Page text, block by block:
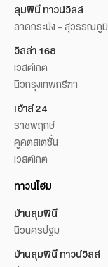
ลุมพินี ทาวน์วิลล์
ลาดกระบัง - สุวรรณภูมิ
วิลล่า 168
เวสต์เกต
นิวกรุงเทพกรีฑา
เฮ้าส์ 24
ราชพฤกษ์
คูคตสเตชั่น
เวสต์เกต
ทาวน์โฮม
บ้านลุมพินี
นิวนครปฐม
บ้านลุมพินี ทาวน์วิลล์